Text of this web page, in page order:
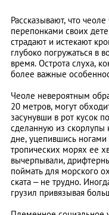
Рассказывают, что
перепонками своих
страдают и истекают
глубоко погружаться в
время. Острота слуха,
более важные
Чеоле невероятным
20 метров, могут
засунувши в рот кусок
сделанную из скорлупы
дне, уцепившись
тропических морях ее
вычерпывали,
поймать для морского
ската – не трудно.
грузил привязывая